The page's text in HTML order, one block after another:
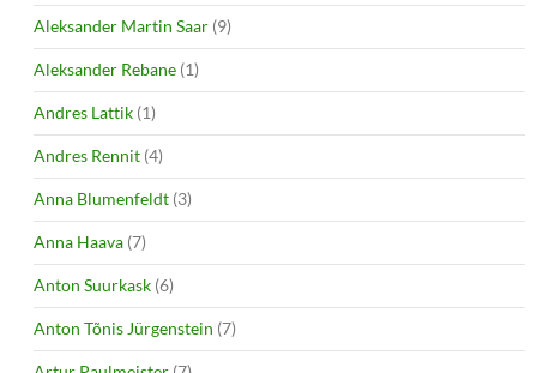
Aleksander Martin Saar (9)
Aleksander Rebane (1)
Andres Lattik (1)
Andres Rennit (4)
Anna Blumenfeldt (3)
Anna Haava (7)
Anton Suurkask (6)
Anton Tõnis Jürgenstein (7)